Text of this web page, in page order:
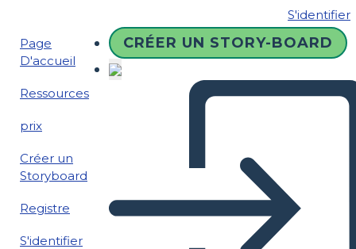
S'identifier
Page
D'accueil
Ressources
prix
Créer un
Storyboard
Registre
S'identifier
CRÉER UN STORY-BOARD